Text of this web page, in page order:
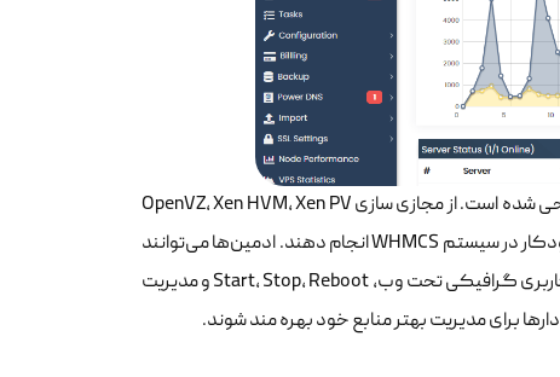
Virtualizor یک کنترل پنل VPS تحت وب است که توسط Softaculous Ltd طراحی شده است. از مجازی سازی OpenVZ، Xen HVM، Xen PV
و Linux KVM پشتیبانی می کند. مشتریان می توانند مدیریت و رشد VPS کاملاً خودکار در سیستم WHMCS انجام دهند. ادمین‌ها می‌توانند
با ضربه زدن روی دکمه VPS که به کاربران اجازه می‌دهد VPS خود را با یک رابط کاربری گرافیکی تحت وب، Start، Stop، Reboot و مدیریت
برای مدیریت بهتر منابع خود بهره مند شوند.